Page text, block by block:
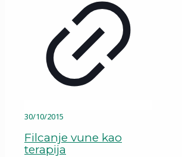
30/10/2015
Filcanje vune kao
terapija